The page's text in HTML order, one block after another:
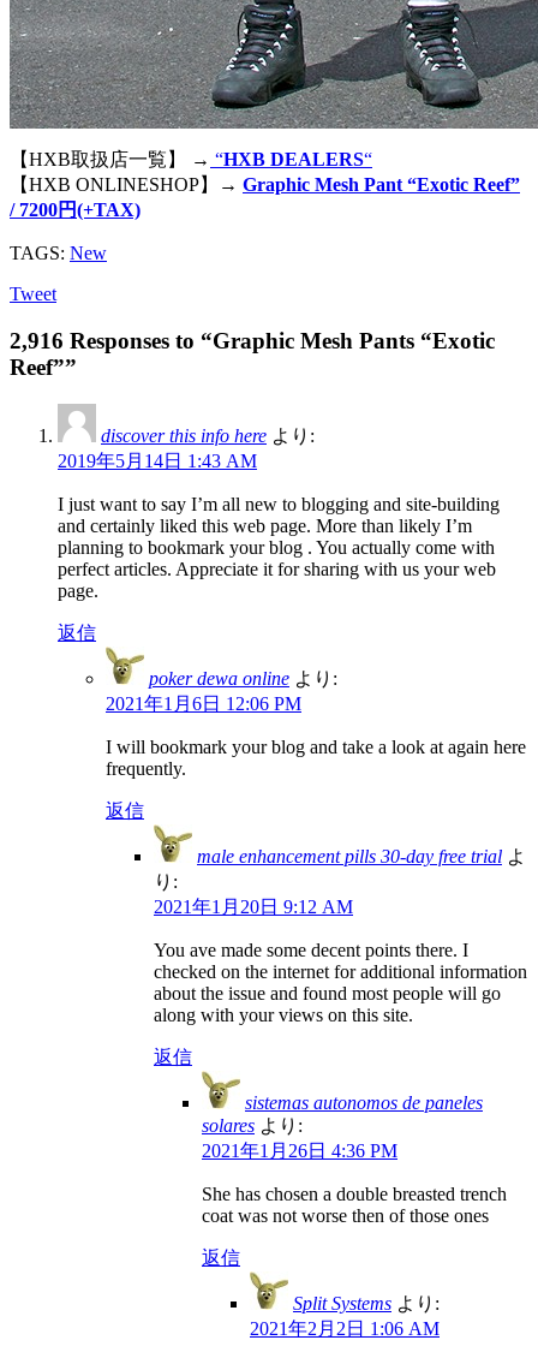
【HXB取扱店一覧】 → “HXB DEALERS“
【HXB ONLINESHOP】→ Graphic Mesh Pant “Exotic Reef”
/ 7200円(+TAX)
TAGS: New
Tweet
2,916 Responses to “Graphic Mesh Pants “Exotic
Reef””
discover this info here より:
2019年5月14日 1:43 AM
I just want to say I’m all new to blogging and site-building
and certainly liked this web page. More than likely I’m
planning to bookmark your blog . You actually come with
perfect articles. Appreciate it for sharing with us your web
page.
返信
poker dewa online より:
2021年1月6日 12:06 PM
I will bookmark your blog and take a look at again here
frequently.
返信
male enhancement pills 30-day free trial よ
り:
2021年1月20日 9:12 AM
You ave made some decent points there. I
checked on the internet for additional information
about the issue and found most people will go
along with your views on this site.
返信
sistemas autonomos de paneles
solares より:
2021年1月26日 4:36 PM
She has chosen a double breasted trench
coat was not worse then of those ones
返信
Split Systems より:
2021年2月2日 1:06 AM